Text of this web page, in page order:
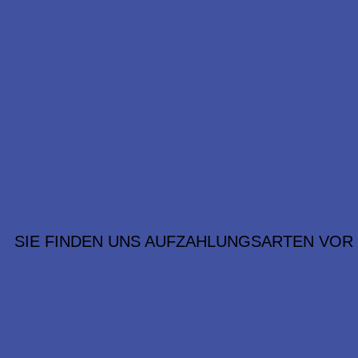
SIE FINDEN UNS AUFZAHLUNGSARTEN VOR